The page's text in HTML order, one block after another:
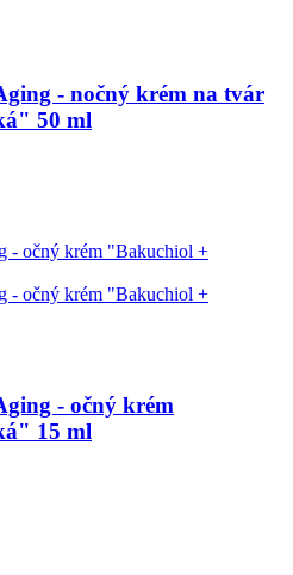
- nočný krém na tvár
50 ml
- očný krém
15 ml